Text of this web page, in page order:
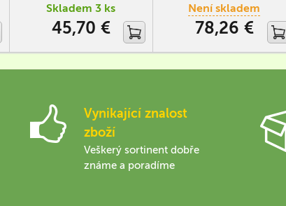
je deset rozšíření.
Skladem 3 ks
45,70 €
Není skladem
78,26 €
Vynikající znalost
zboží
Veškerý sortinent dobře
známe a poradíme